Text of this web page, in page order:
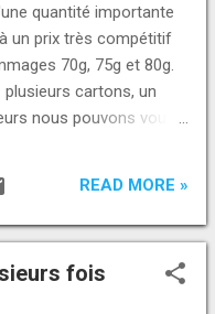
SITE WEB:
com
quantité importante
un prix très compétitif
70g, 75g et 80g.
cartons, un
nous pouvons vous
et l’archivage.
prix compétitifs et
plusieurs pays pour
READ MORE »
fois